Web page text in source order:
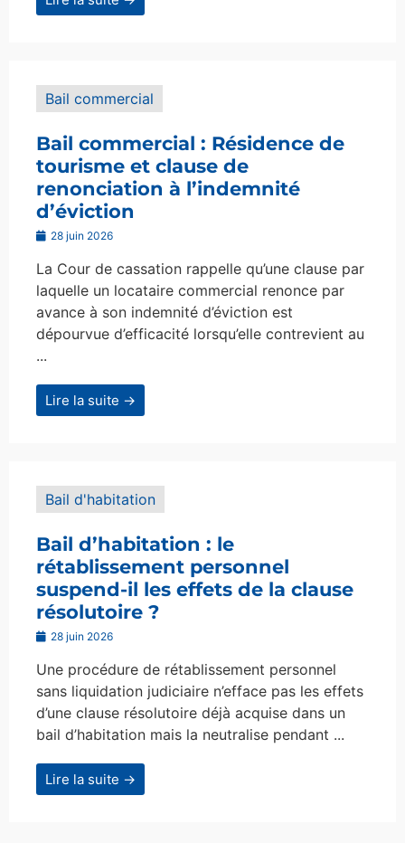
Bail commercial
Bail commercial : Résidence de
tourisme et clause de
renonciation à l’indemnité
d’éviction
28 juin 2026
La Cour de cassation rappelle qu’une clause par
laquelle un locataire commercial renonce par
avance à son indemnité d’éviction est
dépourvue d’efficacité lorsqu’elle contrevient au
...
Lire la suite →
Bail d'habitation
Bail d’habitation : le
rétablissement personnel
suspend-il les effets de la clause
résolutoire ?
28 juin 2026
Une procédure de rétablissement personnel
sans liquidation judiciaire n’efface pas les effets
d’une clause résolutoire déjà acquise dans un
bail d’habitation mais la neutralise pendant ...
Lire la suite →